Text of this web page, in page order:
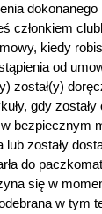
dokonanego
członkiem
kiedy
od
został(y)
gdy
bezpiecznym
lub zostały
do
się w
w tym